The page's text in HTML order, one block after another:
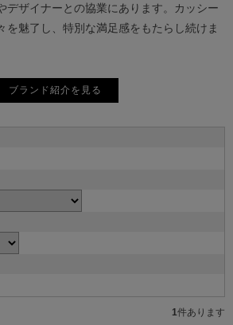
デザイナーとの協業にあります。カッシー
を魅了し、特別な満足感をもたらし続けま
ブランド紹介を見る
1件あります